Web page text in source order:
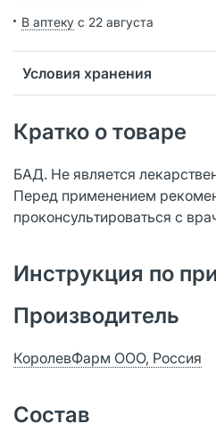
В аптеку с 22 августа
Условия хранения
Кратко о товаре
БАД. Не является
Перед применением
проконсультироваться с
Инструкция по
Производитель
КоролевФарм ООО, Россия
Состав